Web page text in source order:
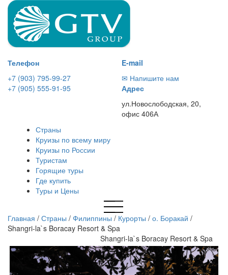
Телефон
+7 (903) 795-99-27
+7 (905) 555-91-95
E-mail
✉ Напишите нам
Адрес
ул.Новослободская, 20,
офис 406А
Страны
Круизы по всему миру
Круизы по России
Туристам
Горящие туры
Где купить
Туры и Цены
Главная / Страны / Филиппины / Курорты / о. Боракай /
Shangri-la`s Boracay Resort & Spa
Shangri-la`s Boracay Resort & Spa